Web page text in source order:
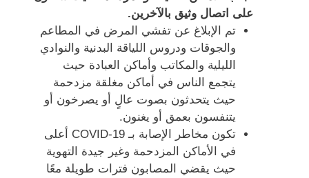
على اتصال وثيق بالآخرين.
تم الإبلاغ عن تفشي المرض في المطاعم
والجوقات ودروس اللياقة البدنية والنوادي
الليلية والمكاتب وأماكن العبادة حيث
يتجمع الناس في أماكن مغلقة مزدحمة
حيث يتحدثون بصوت عالٍ أو يصرخون أو
يتنفسون بعمق أو يغنون.
تكون مخاطر الإصابة بـ COVID-19 أعلى
في الأماكن المزدحمة وغير جيدة التهوية
حيث يقضي المصابون فترات طويلة معًا